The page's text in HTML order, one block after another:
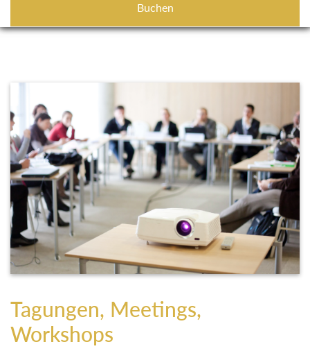
Buchen
Tagungen, Meetings,
Workshops